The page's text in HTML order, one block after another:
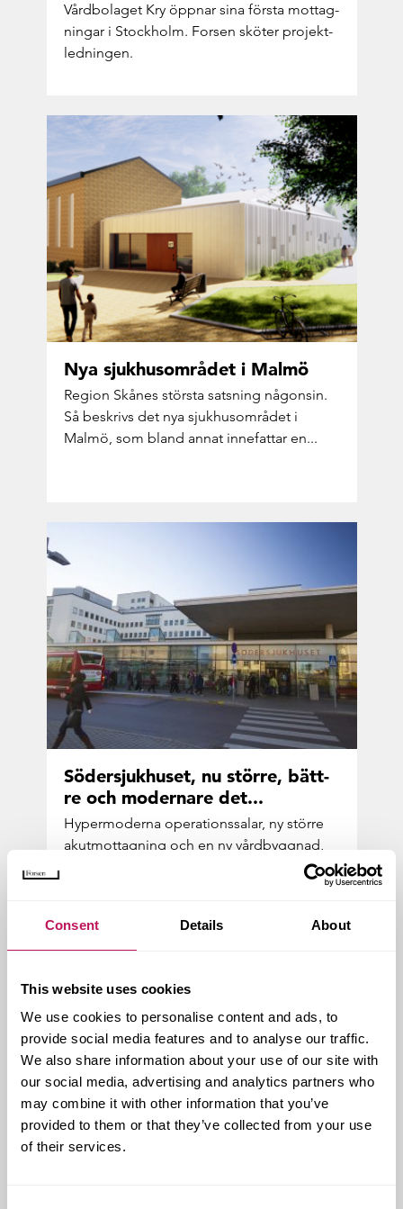
Consent Details About
This website uses cookies
We use cookies to personalise content and ads, to
provide social media features and to analyse our traffic.
We also share information about your use of our site with
our social media, advertising and analytics partners who
may combine it with other information that you’ve
provided to them or that they’ve collected from your use
of their services.
Vård­bo­la­get Kry öpp­nar sina förs­ta mot­tag­
ning­ar i Stock­holm. For­sen skö­ter pro­jekt­
led­ning­en.
Nya sjuk­hus­om­rå­det i Malmö
Re­gi­on Skå­nes störs­ta sats­ning nå­gon­sin.
Så be­skrivs det nya sjuk­hus­om­rå­det i
Malmö, som bland annat in­ne­fat­tar en...
Sö­der­sjuk­hu­set, nu stör­re, bätt­
re och mo­der­na­re det...
Hy­per­mo­der­na ope­ra­tions­sa­lar, ny stör­re
akut­mot­tag­ning och en ny vård­bygg­nad,
som ut­sågs till Årets Mil­jö­bygg­nad 2018...